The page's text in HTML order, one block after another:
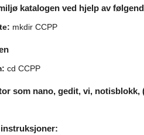
katalogen ved hjelp av
mkdir CCPP
cd CCPP
som nano, gedit, vi,